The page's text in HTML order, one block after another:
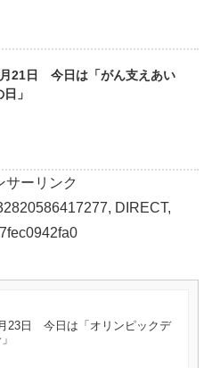
21日 今日は「がん支えあい
日」
サーリンク
DIRECT,
23日 今日は「オリンピックデ